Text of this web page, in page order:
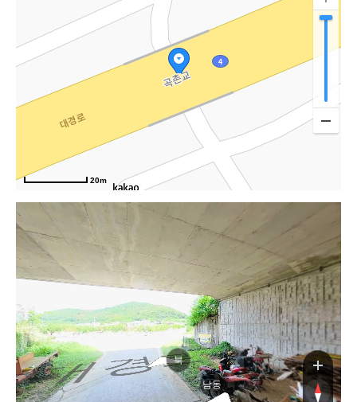
20m
경로
경로
북
남동